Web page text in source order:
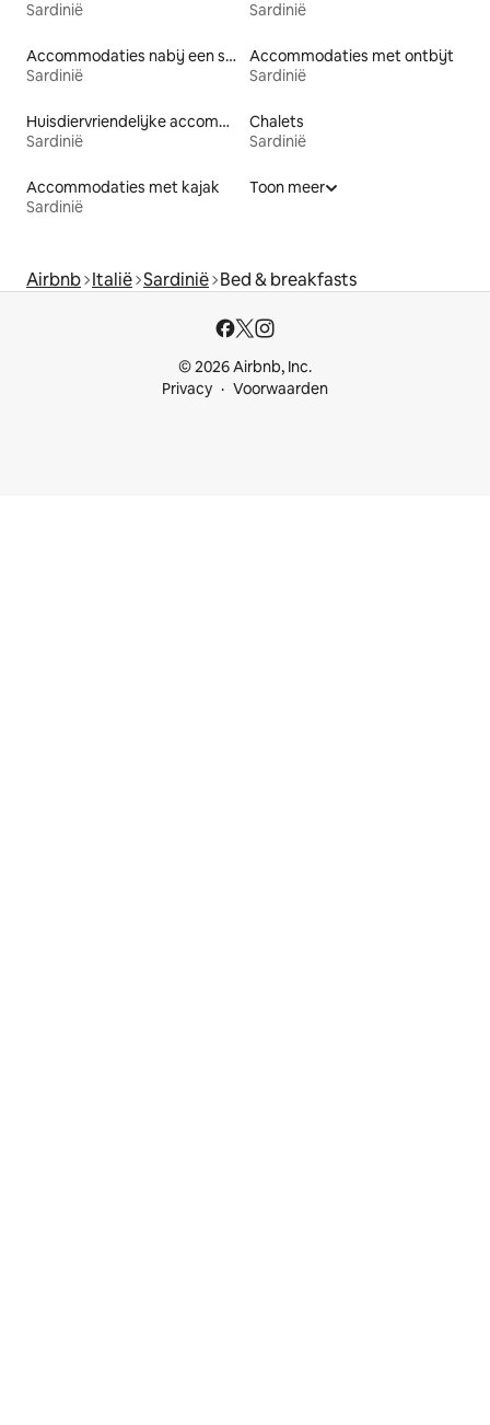
Sardinië Sardinië
Accommodaties nabij een strand
Sardinië
Accommodaties met ontbijt
Sardinië
Huisdiervriendelijke accommodaties
Sardinië
Chalets
Sardinië
Accommodaties met kajak
Sardinië
Toon meer
Airbnb Italië Sardinië Bed & breakfasts
© 2026 Airbnb, Inc.
Privacy
Voorwaarden